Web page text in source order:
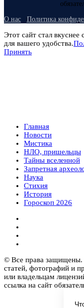
О нас Политика
Этот сайт стал
для вашего удобства.
Принять
Главная
Новости
Мистика
НЛО, пришельцы
Тайны вселенной
Запретная
Наука
Стихия
История
Гороскоп 2026
© Все права защищены.
статей, фотографий и
или владельцам
ссылка на сайт